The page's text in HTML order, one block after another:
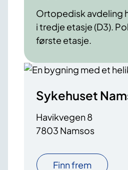
Ortopedisk avdeling
i tredje etasje (D3).
første etasje.
Sykehuset
Havikvegen 8
7803 Namsos
Finn frem